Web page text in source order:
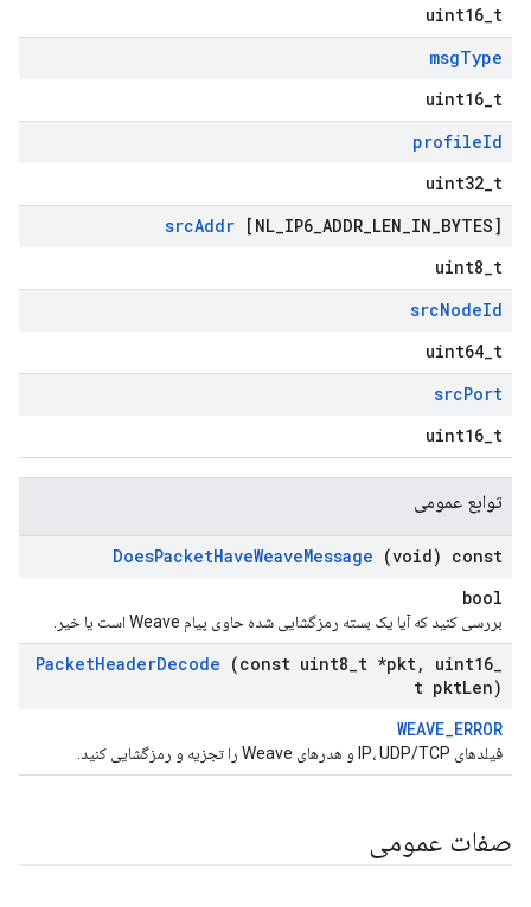
uint16_t
msgType
uint16_t
profileId
uint32_t
srcAddr [NL IP6 ADDR LEN IN BYTES]
uint8_t
srcNodeId
uint64_t
srcPort
uint16_t
توابع عمومی
DoesPacketHaveWeaveMessage (void) const
bool
بررسی کنید که آیا یک بسته رمزگشایی شده حاوی پیام Weave است یا خیر.
PacketHeaderDecode (const uint8 t *pkt, uint16
t pktLen)
WEAVE_ERROR
فیلدهای IP، UDP/TCP و هدرهای Weave را تجزیه و رمزگشایی کنید.
صفات عمومی